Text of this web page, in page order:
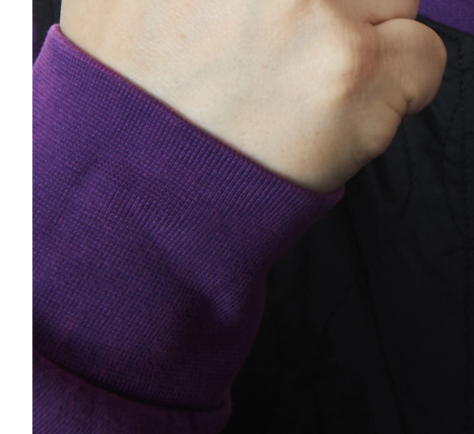
なすなかにしの中西茂樹さんがキン肉マン超人募集漫談を繰り広げる！